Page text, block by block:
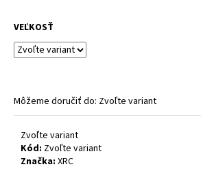
VEĽKOSŤ
Môžeme doručiť do: Zvoľte variant
Zvoľte variant
Kód: Zvoľte variant
Značka: XRC
O
d
p
o